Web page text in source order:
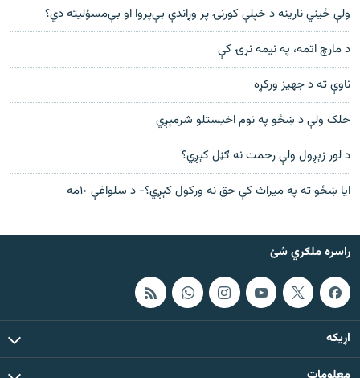
ولې ځیني نارینه د خپلې کورنۍ پر وړاندې بې‌پروا او بې‌مسؤلیته دي؟
د مارچ اتمه، په نيمه نړۍ کې
ناوې ته د جهيز ورکړه
خلک ولې د ښځو په نوم اخيستلو شرمېږي
د لور زېږول ولې رحمت نه ګڼل کېږي؟
ايا ښځو ته په ميراث کې حق نه ورکول کېږي؟- د سلواغې ١٠مه
راسره ملګري شئ
اړيکه